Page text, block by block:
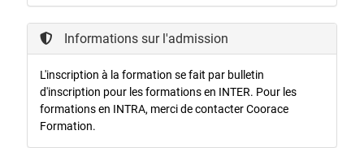
Informations sur l'admission
L'inscription à la formation se fait par bulletin
d'inscription pour les formations en INTER. Pour les
formations en INTRA, merci de contacter Coorace
Formation.